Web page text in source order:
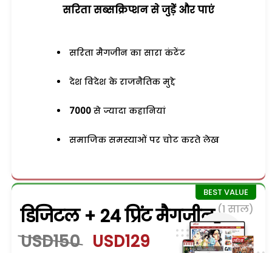
सरिता सब्सक्रिप्शन से जुड़ेें और पाएं
सरिता मैगजीन का सारा कंटेंट
देश विदेश के राजनैतिक मुद्दे
7000 से ज्यादा कहानियां
समाजिक समस्याओं पर चोट करते लेख
डिजिटल + 24 प्रिंट मैगजीन (1 साल)
USD150 USD129